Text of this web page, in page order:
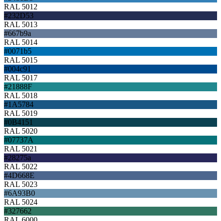
RAL 5012
#232D53
RAL 5013
#667b9a
RAL 5014
#0071b5
RAL 5015
#004c91
RAL 5017
#21888F
RAL 5018
#1A5784
RAL 5019
#0B4151
RAL 5020
#07737A
RAL 5021
#28275a
RAL 5022
#4D668E
RAL 5023
#6A93B0
RAL 5024
#327662